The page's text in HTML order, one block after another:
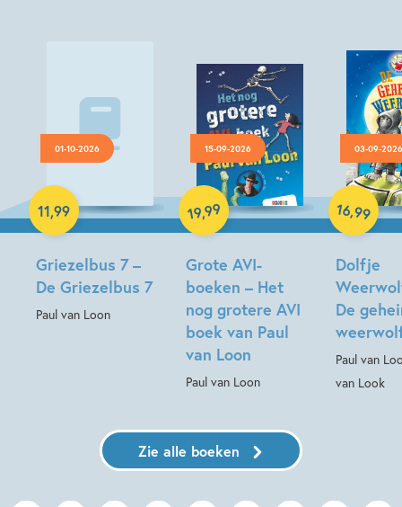
01-10-2026
Griezelbus 7 –
De Griezelbus 7
Paul van Loon
11,99
Luisterboek
15-09-2026
Grote AVI-
boeken – Het
nog grotere AVI
boek van Paul
van Loon
Paul van Loon
19,99
Hardcover
03-09-2026
Dolfje
De
Paul van
van Look
16,99
Hardcover
Zie alle boeken